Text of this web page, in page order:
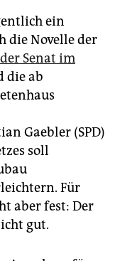
ein
die Novelle der
Senat im
die ab
Gaebler (SPD)
soll
Für
aber fest: Der
gut.